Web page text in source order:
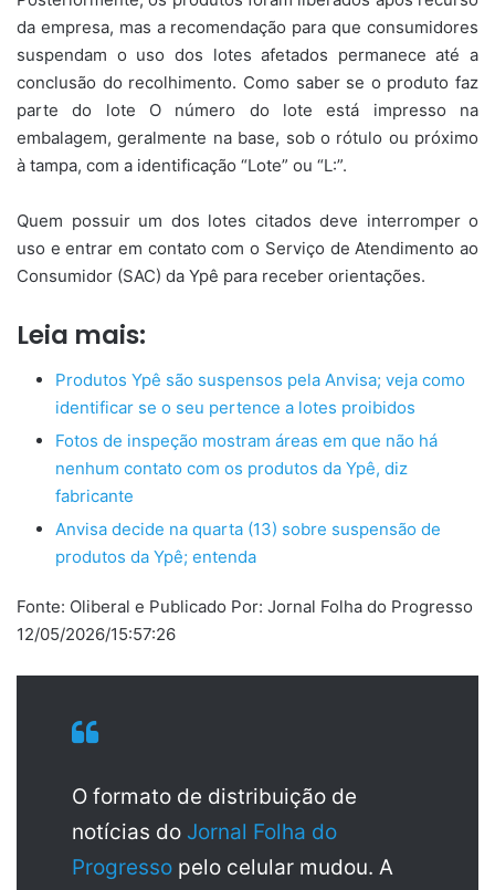
da empresa, mas a recomendação para que consumidores
suspendam o uso dos lotes afetados permanece até a
conclusão do recolhimento. Como saber se o produto faz
parte do lote O número do lote está impresso na
embalagem, geralmente na base, sob o rótulo ou próximo
à tampa, com a identificação “Lote” ou “L:”.
Quem possuir um dos lotes citados deve interromper o
uso e entrar em contato com o Serviço de Atendimento ao
Consumidor (SAC) da Ypê para receber orientações.
Leia mais:
Produtos Ypê são suspensos pela Anvisa; veja como
identificar se o seu pertence a lotes proibidos
Fotos de inspeção mostram áreas em que não há
nenhum contato com os produtos da Ypê, diz
fabricante
Anvisa decide na quarta (13) sobre suspensão de
produtos da Ypê; entenda
Fonte: Oliberal e Publicado Por: Jornal Folha do Progresso
12/05/2026/15:57:26
O formato de distribuição de
notícias do Jornal Folha do
Progresso pelo celular mudou. A